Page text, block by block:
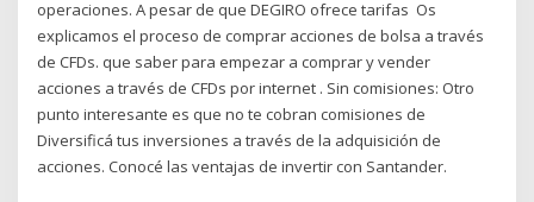
operaciones. A pesar de que DEGIRO ofrece tarifas Os
explicamos el proceso de comprar acciones de bolsa a través
de CFDs. que saber para empezar a comprar y vender
acciones a través de CFDs por internet . Sin comisiones: Otro
punto interesante es que no te cobran comisiones de
Diversificá tus inversiones a través de la adquisición de
acciones. Conocé las ventajas de invertir con Santander.